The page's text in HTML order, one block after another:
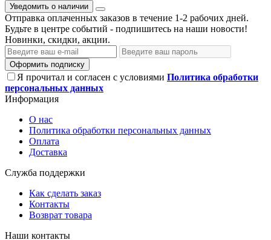
Уведомить о наличии
Отправка оплаченных заказов в течение 1-2 рабочих дней.
Будьте в центре событий - подпишитесь на наши новости!
Новинки, скидки, акции.
Оформить подписку
Я прочитал и согласен с условиями Политика обработки
персональных данных
Информация
О нас
Политика обработки персональных данных
Оплата
Доставка
Служба поддержки
Как сделать заказ
Контакты
Возврат товара
Наши контакты